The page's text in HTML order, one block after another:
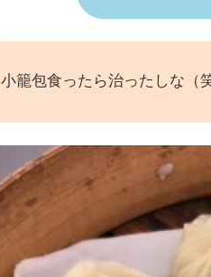
小籠包食ったら治ったしな（